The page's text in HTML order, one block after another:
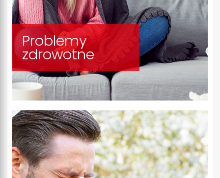
Problemy
zdrowotne